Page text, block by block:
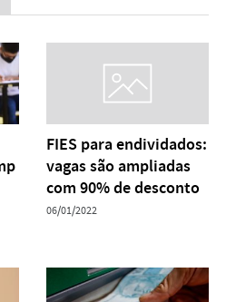
FIES para endividados:
vagas são ampliadas
com 90% de desconto
06/01/2022